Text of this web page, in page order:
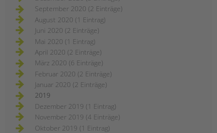
September 2020 (2 Einträge)
August 2020 (1 Eintrag)
Juni 2020 (2 Einträge)
Mai 2020 (1 Eintrag)
April 2020 (2 Einträge)
März 2020 (6 Einträge)
Februar 2020 (2 Einträge)
Januar 2020 (2 Einträge)
2019
Dezember 2019 (1 Eintrag)
November 2019 (4 Einträge)
Oktober 2019 (1 Eintrag)